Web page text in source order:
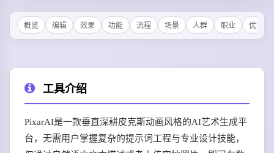
概览 编辑 效果 功能 流程 场景 人群 职业 优势
工具介绍
PixarAI是一款垂直深耕皮克斯动画风格的AI艺术生成平
台，无需用户掌握复杂的提示词工程与专业设计技能，